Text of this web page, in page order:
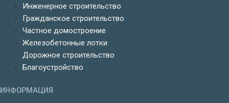
Инженерное строительство
Гражданское строительство
Частное домостроение
Железобетонные лотки
Дорожное строительство
Благоустройство
ИНФОРМАЦИЯ